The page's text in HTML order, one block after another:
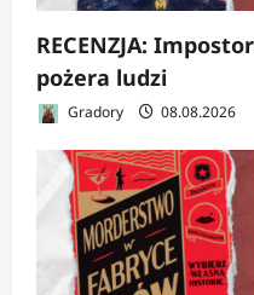
RECENZJA:
pożera ludzi
Gradory 08.08.2026